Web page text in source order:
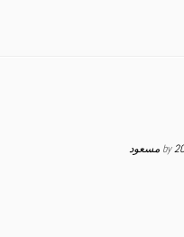
by مسعود